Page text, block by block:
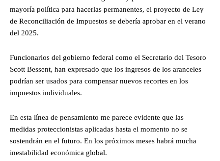
mayoría política para hacerlas permanentes, el proyecto de Ley
de Reconciliación de Impuestos se debería aprobar en el verano
del 2025.
Funcionarios del gobierno federal como el Secretario del Tesoro
Scott Bessent, han expresado que los ingresos de los aranceles
podrían ser usados para compensar nuevos recortes en los
impuestos individuales.
En esta línea de pensamiento me parece evidente que las
medidas proteccionistas aplicadas hasta el momento no se
sostendrán en el futuro. En los próximos meses habrá mucha
inestabilidad económica global.